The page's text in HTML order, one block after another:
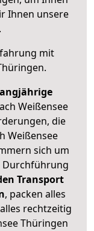
Ihnen unsere
mit
.
Weißensee
die
Weißensee
sich um
Durchführung
Transport
, packen alles
rechtzeitig
Thüringen